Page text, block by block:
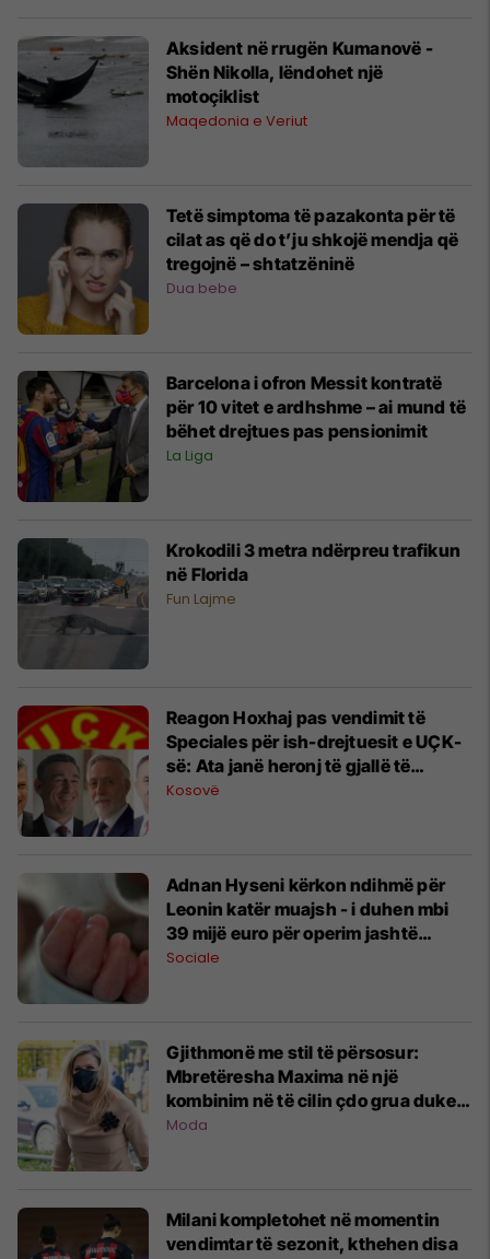
Aksident në rrugën Kumanovë -
Shën Nikolla, lëndohet një
motoçiklist
Maqedonia e Veriut
Tetë simptoma të pazakonta për të
cilat as që do t’ju shkojë mendja që
tregojnë – shtatzëninë
Dua bebe
Barcelona i ofron Messit kontratë
për 10 vitet e ardhshme – ai mund të
bëhet drejtues pas pensionimit
La Liga
Krokodili 3 metra ndërpreu trafikun
në Florida
Fun Lajme
Reagon Hoxhaj pas vendimit të
Speciales për ish-drejtuesit e UÇK-
së: Ata janë heronj të gjallë të
Kosovës
Kosovë
Adnan Hyseni kërkon ndihmë për
Leonin katër muajsh - i duhen mbi
39 mijë euro për operim jashtë
vendit
Sociale
Gjithmonë me stil të përsosur:
Mbretëresha Maxima në një
kombinim në të cilin çdo grua duket
shtathollë!
Moda
Milani kompletohet në momentin
vendimtar të sezonit, kthehen disa